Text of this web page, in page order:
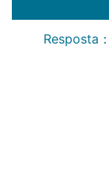
Resposta ：